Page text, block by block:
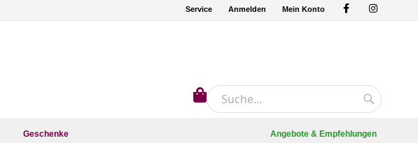
Service Anmelden Mein Konto
Suche
Mein Warenkorb
Geschenke Angebote & Empfehlungen